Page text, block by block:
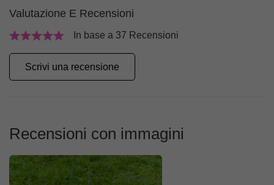
Valutazione E Recensioni
In base a 37 Recensioni
Scrivi una recensione
Recensioni con immagini